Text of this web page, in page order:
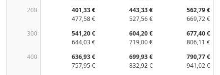
200
401,33 €
477,58 €
443,33 €
527,56 €
562,79 €
669,72 €
300
541,20 €
644,03 €
604,20 €
719,00 €
677,40 €
806,11 €
400
636,93 €
757,95 €
699,93 €
832,92 €
790,77 €
941,02 €